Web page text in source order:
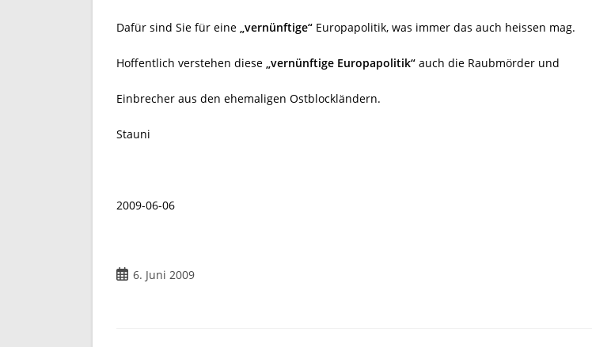
Dafür sind Sie für eine „vernünftige“ Europapolitik, was immer das auch heissen mag.
Hoffentlich verstehen diese „vernünftige Europapolitik“ auch die Raubmörder und
Einbrecher aus den ehemaligen Ostblockländern.
Stauni
2009-06-06
Beitrag
6. Juni 2009